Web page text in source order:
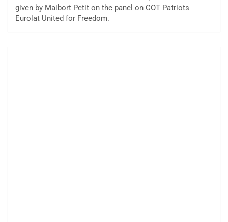
given by Maibort Petit on the panel on COT Patriots
Eurolat United for Freedom.